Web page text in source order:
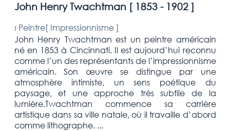
John Henry Twachtman [ 1853 - 1902]
› Peintre[ Impressionnisme]
John Henry Twachtman est un peintre américain
né en 1853 à Cincinnati. Il est aujourd’hui reconnu
comme l’un des représentants de l’impressionnisme
américain. Son œuvre se distingue par une
atmosphère intimiste, un sens poétique du
paysage, et une approche très subtile de la
lumière.Twachtman commence sa carrière
artistique dans sa ville natale, où il travaille d’abord
comme lithographe. ...